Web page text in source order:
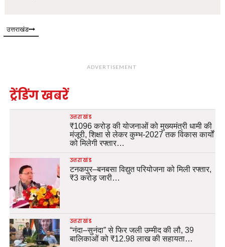
उत्तराखंड
ADVERTISEMENT
ट्रेंडिंग खबरें
उत्तराखंड
₹1096 करोड़ की योजनाओं को मुख्यमंत्री धामी की
मंजूरी, शिक्षा से लेकर कुम्भ-2027 तक विकास कार्यों
को मिलेगी रफ्तार…
उत्तराखंड
टनकपुर–बनबसा विद्युत परियोजना को मिली रफ्तार,
₹3 करोड़ जारी…
उत्तराखंड
“नंदा–सुनंदा” से फिर जली उम्मीद की लौ, 39
बालिकाओं को ₹12.98 लाख की सहायता…